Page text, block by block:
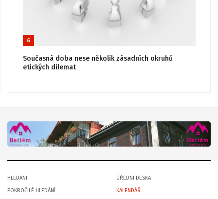
6
Současná doba nese několik zásadních okruhů
etických dilemat
HLEDÁNÍ
POKROČILÉ HLEDÁNÍ
ÚŘEDNÍ DESKA
KALENDÁŘ